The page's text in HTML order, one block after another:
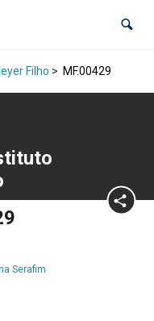
Filho > MF.00429
Serafim